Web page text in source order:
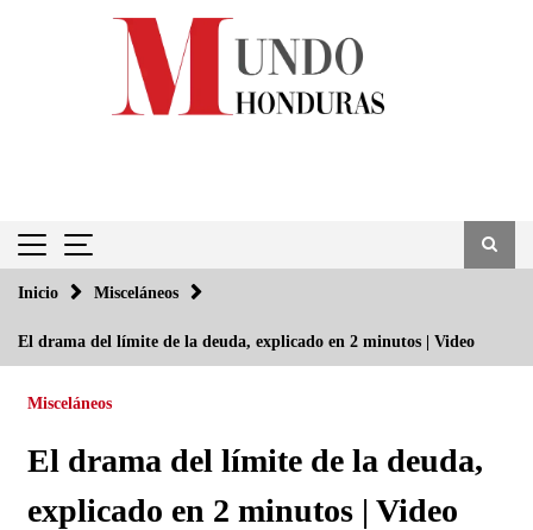
Inicio Misceláneos
El drama del límite de la deuda, explicado en 2 minutos | Video
Misceláneos
El drama del límite de la deuda,
explicado en 2 minutos | Video